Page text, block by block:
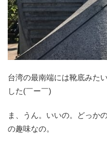
台湾の最南端には靴底みた
した(￣ー￣)
ま、うん。いいの。どっか
の趣味なの。